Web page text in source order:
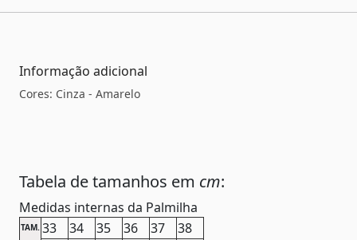
Informação adicional
Cores: Cinza - Amarelo
Tabela de tamanhos em cm:
Medidas internas da Palmilha
TAM. 33 34 35 36 37 38